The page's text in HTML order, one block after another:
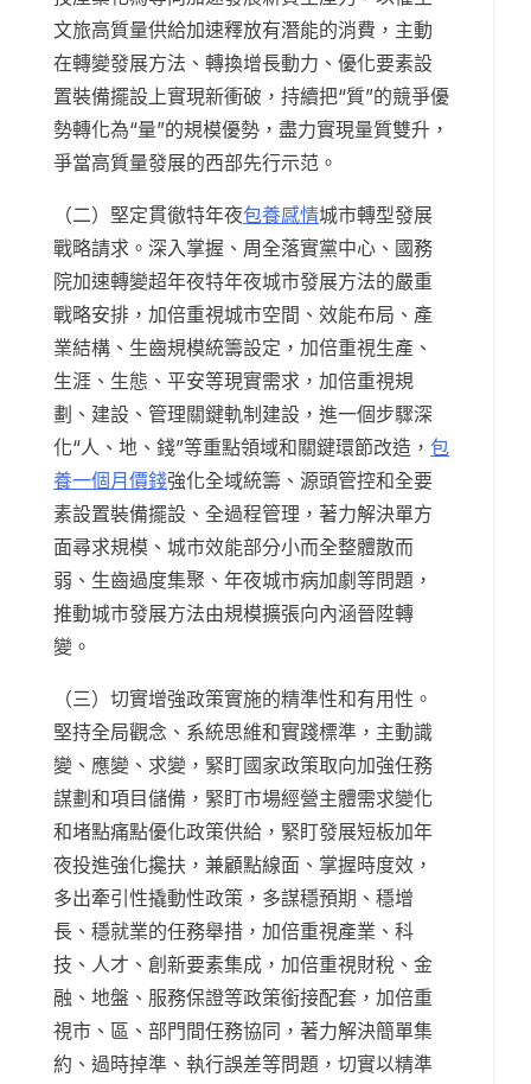
文旅高質量供給加速釋放有潛能的消費，主動
在轉變發展方法、轉換增長動力、優化要素設
置裝備擺設上實現新衝破，持續把“質”的競爭優
勢轉化為“量”的規模優勢，盡力實現量質雙升，
爭當高質量發展的西部先行示范。
（二）堅定貫徹特年夜包養感情城市轉型發展
戰略請求。深入掌握、周全落實黨中心、國務
院加速轉變超年夜特年夜城市發展方法的嚴重
戰略安排，加倍重視城市空間、效能布局、產
業結構、生齒規模統籌設定，加倍重視生產、
生涯、生態、平安等現實需求，加倍重視規
劃、建設、管理關鍵軌制建設，進一個步驟深
化“人、地、錢”等重點領域和關鍵環節改造， 包
養一個月價錢強化全域統籌、源頭管控和全要
素設置裝備擺設、全過程管理，著力解決單方
面尋求規模、城市效能部分小而全整體散而
弱、生齒過度集聚、年夜城市病加劇等問題，
推動城市發展方法由規模擴張向內涵晉陞轉
變。
（三）切實增強政策實施的精準性和有用性。
堅持全局觀念、系統思維和實踐標準，主動識
變、應變、求變，緊盯國家政策取向加強任務
謀劃和項目儲備，緊盯市場經營主體需求變化
和堵點痛點優化政策供給，緊盯發展短板加年
夜投進強化攙扶，兼顧點線面、掌握時度效，
多出牽引性撬動性政策，多謀穩預期、穩增
長、穩就業的任務舉措，加倍重視產業、科
技、人才、創新要素集成，加倍重視財稅、金
融、地盤、服務保證等政策銜接配套，加倍重
視市、區、部門間任務協同，著力解決簡單集
約、過時掉準、執行誤差等問題，切實以精準